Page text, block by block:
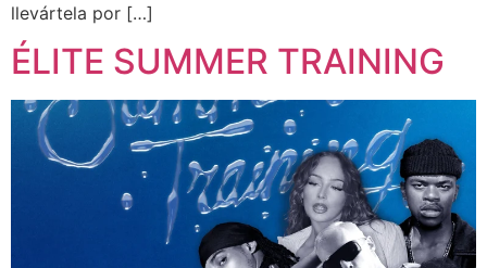
llevártela por […]
ÉLITE SUMMER TRAINING